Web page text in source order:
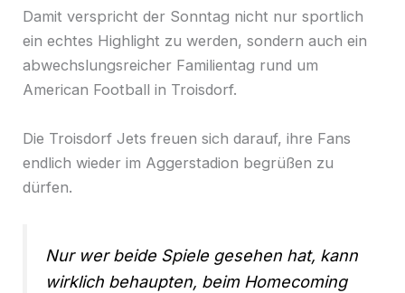
Damit verspricht der Sonntag nicht nur sportlich
ein echtes Highlight zu werden, sondern auch ein
abwechslungsreicher Familientag rund um
American Football in Troisdorf.
Die Troisdorf Jets freuen sich darauf, ihre Fans
endlich wieder im Aggerstadion begrüßen zu
dürfen.
Nur wer beide Spiele gesehen hat, kann
wirklich behaupten, beim Homecoming